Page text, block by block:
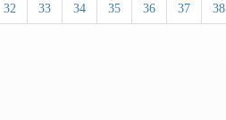
32 33 34 35 36 37 38